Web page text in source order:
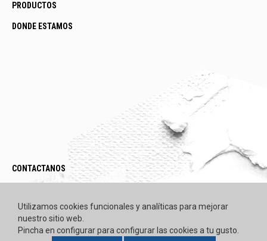
PRODUCTOS
DONDE ESTAMOS
CONTACTANOS
Utilizamos cookies funcionales y analíticas para mejorar
nuestro sitio web.
Pincha en configurar para configurar las cookies a tu gusto.